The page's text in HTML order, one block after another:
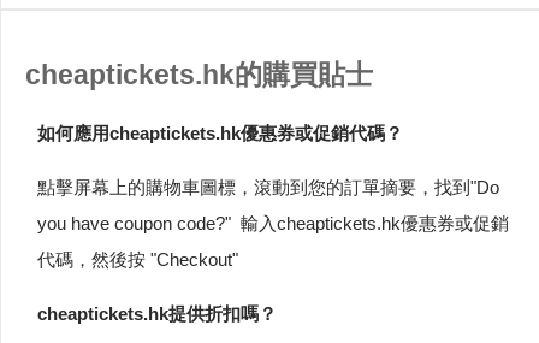
cheaptickets.hk的購買貼士
如何應用cheaptickets.hk優惠券或促銷代碼？
點擊屏幕上的購物車圖標，滾動到您的訂單摘要，找到"Do
you have coupon code?" 輸入cheaptickets.hk優惠券或促銷
代碼，然後按 "Checkout"
cheaptickets.hk提供折扣嗎？